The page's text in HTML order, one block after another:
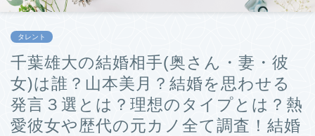
タレント
千葉雄大の結婚相手(奥さん・妻・彼
女)は誰？山本美月？結婚を思わせる
発言３選とは？理想のタイプとは？熱
愛彼女や歴代の元カノ全て調査！結婚